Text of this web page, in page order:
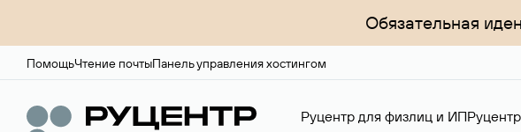
Обязательная
ПомощьЧтение почтыПанель управления хостингом
Руцентр для физлиц и ИП